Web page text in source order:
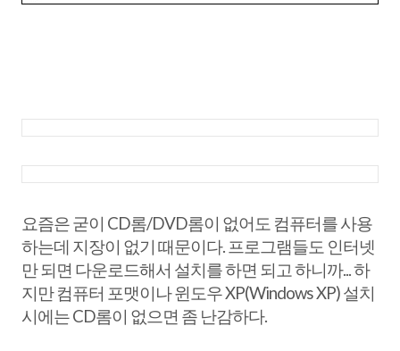
요즘은 굳이 CD롬/DVD롬이 없어도 컴퓨터를 사용
하는데 지장이 없기 때문이다. 프로그램들도 인터넷
만 되면 다운로드해서 설치를 하면 되고 하니까... 하
지만 컴퓨터 포맷이나 윈도우 XP(Windows XP) 설치
시에는 CD롬이 없으면 좀 난감하다.